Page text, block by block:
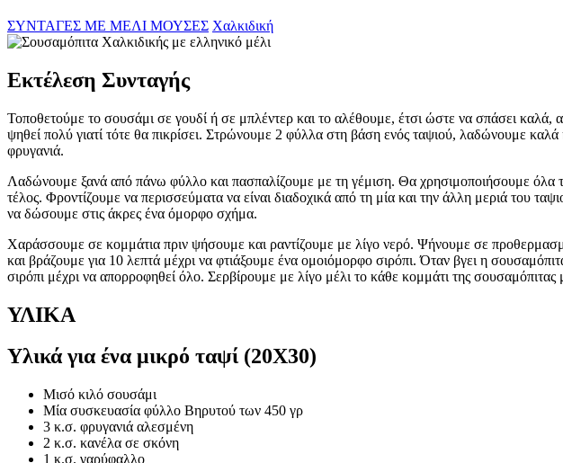
ΣΥΝΤΑΓΕΣ ΜΕ ΜΕΛΙ ΜΟΥΣΕΣ Χαλκιδική
Εκτέλεση Συνταγής
Τοποθετούμε το σουσάμι σε γουδί ή σε μπλέντερ και το αλέθουμε, έτσι ώστε να σπάσει
ψηθεί πολύ γιατί τότε θα πικρίσει. Στρώνουμε 2 φύλλα στη βάση ενός ταψιού, λαδώνουμε
φρυγανιά.
Λαδώνουμε ξανά από πάνω φύλλο και πασπαλίζουμε με τη γέμιση. Θα χρησιμοποιήσουμε όλα
τέλος. Φροντίζουμε να περισσεύματα να είναι διαδοχικά από τη μία και την άλλη μεριά του
να δώσουμε στις άκρες ένα όμορφο σχήμα.
Χαράσσουμε σε κομμάτια πριν ψήσουμε και ραντίζουμε με λίγο νερό. Ψήνουμε σε
και βράζουμε για 10 λεπτά μέχρι να φτιάξουμε ένα ομοιόμορφο σιρόπι. Όταν βγει η
σιρόπι μέχρι να απορροφηθεί όλο. Σερβίρουμε με λίγο μέλι το κάθε κομμάτι της σουσαμόπιτας
ΥΛΙΚΑ
Υλικά για ένα μικρό ταψί (20Χ30)
Μισό κιλό σουσάμι
Μία συσκευασία φύλλο Βηρυτού των 450 γρ
3 κ.σ. φρυγανιά αλεσμένη
2 κ.σ. κανέλα σε σκόνη
1 κ.σ. γαρύφαλλο